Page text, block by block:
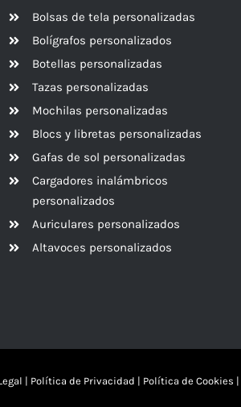
Bolsas de tela personalizadas
Bolígrafos personalizados
Botellas personalizadas
Tazas personalizadas
Mochilas personalizadas
Blocs y libretas personalizadas
Gafas de sol personalizadas
Cargadores inalámbricos
personalizados
Auriculares personalizados
Altavoces personalizados
| Política de Privacidad | Política de Cookies |